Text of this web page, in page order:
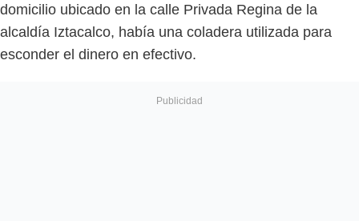
domicilio ubicado en la calle Privada Regina de la
alcaldía Iztacalco, había una coladera utilizada para
esconder el dinero en efectivo.